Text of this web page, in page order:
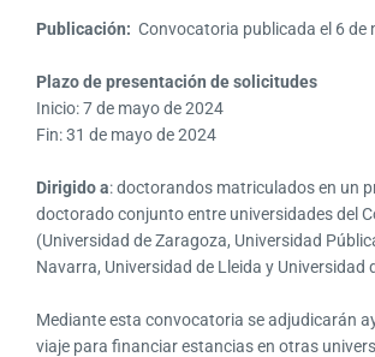
Publicación: Convocatoria publicada el 6 de
Plazo de presentación de solicitudes
Inicio: 7 de mayo de 2024
Fin: 31 de mayo de 2024
Dirigido a: doctorandos matriculados en un
doctorado conjunto entre universidades del
(Universidad de Zaragoza, Universidad
Navarra, Universidad de Lleida y Universidad
Mediante esta convocatoria se adjudicarán
viaje para financiar estancias en otras